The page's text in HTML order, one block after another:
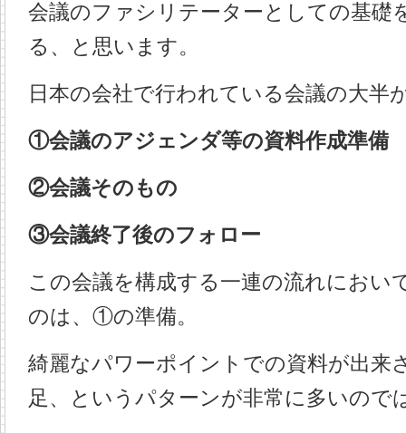
会議のファシリテーターとしての基礎
る、と思います。
日本の会社で行われている会議の大半
①会議のアジェンダ等の資料作成準備
②会議そのもの
③会議終了後のフォロー
この会議を構成する一連の流れにおい
のは、①の準備。
綺麗なパワーポイントでの資料が出来
足、というパターンが非常に多いので